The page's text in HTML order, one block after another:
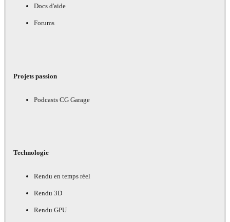
Docs d'aide
Forums
Projets passion
Podcasts CG Garage
Technologie
Rendu en temps réel
Rendu 3D
Rendu GPU